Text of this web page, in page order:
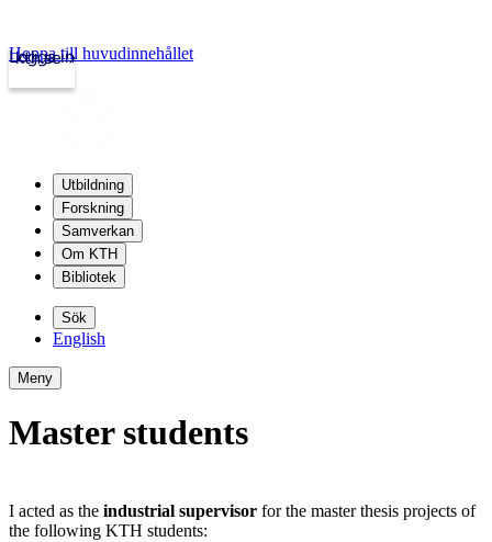
kth.se
Logga in
Hoppa till huvudinnehållet
Utbildning
Forskning
Samverkan
Om KTH
Bibliotek
Sök
English
Meny
Master students
I acted as the industrial supervisor for the master thesis projects of
the following KTH students: